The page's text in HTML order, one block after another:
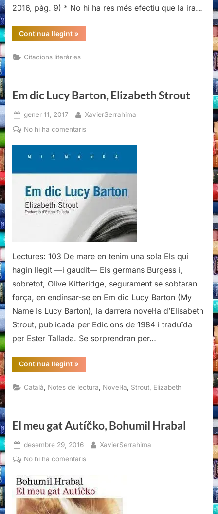
2016, pàg. 9) * No hi ha res més efectiu que la ira…
Continua llegint“Citacions
literàries
La
ciutat
ningú,
Ferrando
(1)”
»
Citacions literàries
Em dic Lucy Barton, Elizabeth Strout
Posted
on
gener 11, 2017 By
XavierSerrahima
No hi ha comentarisa
Lucy
Barton,
Elizabeth
Strout
Lectures: 103 De mare en tenim una sola Els qui
hagin llegit —i gaudit— Els germans Burgess i,
sobretot, Olive Kitteridge, segurament se sobtaran
força, en endinsar-se en Em dic Lucy Barton (My
Name Is Lucy Barton), la darrera novel·la d’Elisabeth
Strout, publicada per Edicions de 1984 i traduïda
per Ester Tallada. Se sorprendran per…
Continua llegint“Em
dic
Barton,
Elizabeth
»
Català Notes de lectura Novel·la Strout, Elizabeth
El meu gat Autíčko, Bohumil Hrabal
Posted
on
desembre 29, 2016 By
XavierSerrahima
No hi ha comentarisa
gat
Autíčko,